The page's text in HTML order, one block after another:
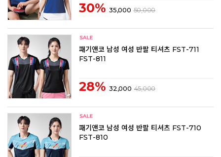
30% 35,000 50,000
패기앤코 남성 여성 반팔 티셔츠 FST-711
FST-811
28% 32,000 45,000
패기앤코 남성 여성 반팔 티셔츠 FST-710
FST-810